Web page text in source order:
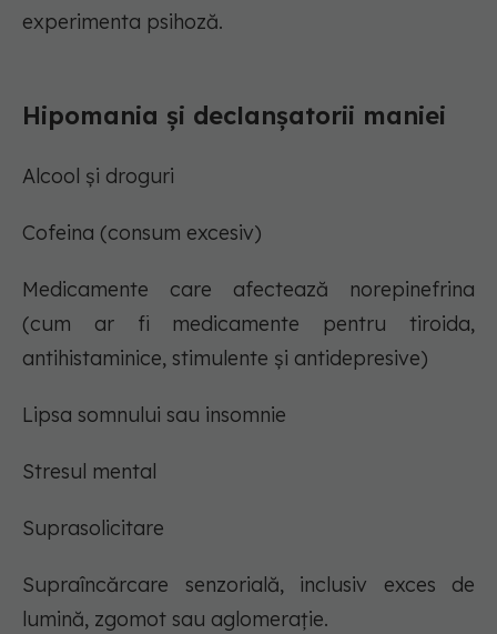
experimenta psihoză.
Hipomania și declanșatorii maniei
Alcool și droguri
Cofeina (consum excesiv)
Medicamente care afectează norepinefrina
(cum ar fi medicamente pentru tiroida,
antihistaminice, stimulente și antidepresive)
Lipsa somnului sau insomnie
Stresul mental
Suprasolicitare
Supraîncărcare senzorială, inclusiv exces de
lumină, zgomot sau aglomerație.